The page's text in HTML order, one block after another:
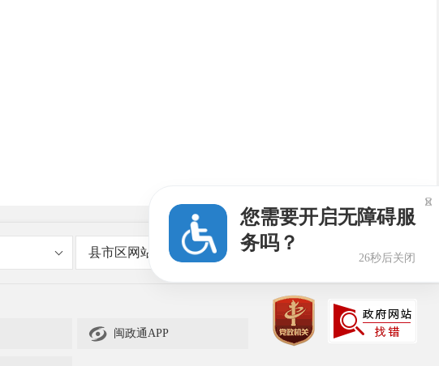
县市区网站
 闽政通APP
您需要开启无障碍服
务吗？
26秒后关闭
